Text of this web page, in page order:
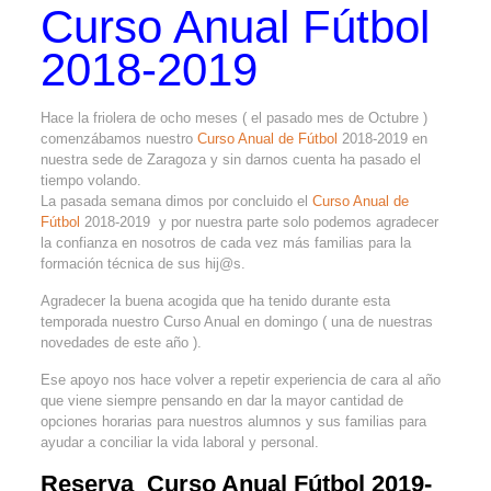
Curso Anual Fútbol
2018-2019
Hace la friolera de ocho meses ( el pasado mes de Octubre )
comenzábamos nuestro Curso Anual de Fútbol 2018-2019 en
nuestra sede de Zaragoza y sin darnos cuenta ha pasado el
tiempo volando.
La pasada semana dimos por concluido el Curso Anual de
Fútbol 2018-2019 y por nuestra parte solo podemos agradecer
la confianza en nosotros de cada vez más familias para la
formación técnica de sus hij@s.
Agradecer la buena acogida que ha tenido durante esta
temporada nuestro Curso Anual en domingo ( una de nuestras
novedades de este año ).
Ese apoyo nos hace volver a repetir experiencia de cara al año
que viene siempre pensando en dar la mayor cantidad de
opciones horarias para nuestros alumnos y sus familias para
ayudar a conciliar la vida laboral y personal.
Reserva Curso Anual Fútbol 2019-